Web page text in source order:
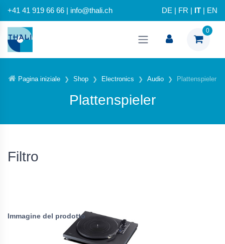
+41 41 919 66 66 | info@thali.ch DE FR IT EN
0
Pagina iniziale Shop Electronics Audio Plattenspieler
Plattenspieler
Filtro